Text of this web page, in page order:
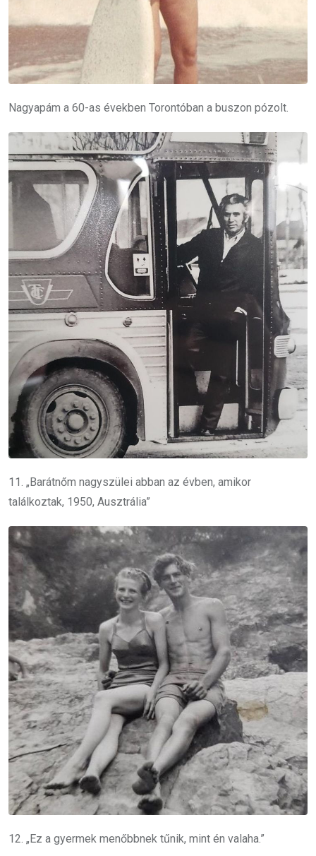
Nagyapám a 60-as években Torontóban a buszon pózolt.
11. „Barátnőm nagyszülei abban az évben, amikor
találkoztak, 1950, Ausztrália”
12. „Ez a gyermek menőbbnek tűnik, mint én valaha.”